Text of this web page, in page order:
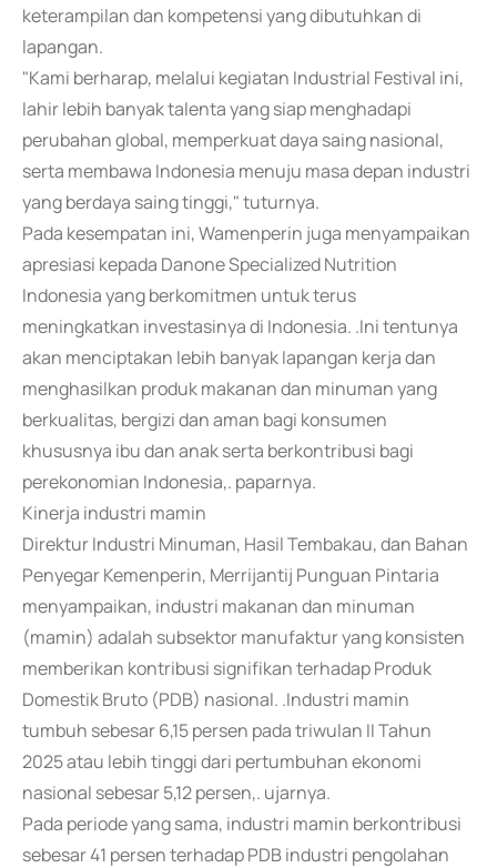
keterampilan dan kompetensi yang dibutuhkan di
lapangan.
"Kami berharap, melalui kegiatan Industrial Festival ini,
lahir lebih banyak talenta yang siap menghadapi
perubahan global, memperkuat daya saing nasional,
serta membawa Indonesia menuju masa depan industri
yang berdaya saing tinggi," tuturnya.
Pada kesempatan ini, Wamenperin juga menyampaikan
apresiasi kepada Danone Specialized Nutrition
Indonesia yang berkomitmen untuk terus
meningkatkan investasinya di Indonesia. .Ini tentunya
akan menciptakan lebih banyak lapangan kerja dan
menghasilkan produk makanan dan minuman yang
berkualitas, bergizi dan aman bagi konsumen
khususnya ibu dan anak serta berkontribusi bagi
perekonomian Indonesia,. paparnya.
Kinerja industri mamin
Direktur Industri Minuman, Hasil Tembakau, dan Bahan
Penyegar Kemenperin, Merrijantij Punguan Pintaria
menyampaikan, industri makanan dan minuman
(mamin) adalah subsektor manufaktur yang konsisten
memberikan kontribusi signifikan terhadap Produk
Domestik Bruto (PDB) nasional. .Industri mamin
tumbuh sebesar 6,15 persen pada triwulan II Tahun
2025 atau lebih tinggi dari pertumbuhan ekonomi
nasional sebesar 5,12 persen,. ujarnya.
Pada periode yang sama, industri mamin berkontribusi
sebesar 41 persen terhadap PDB industri pengolahan